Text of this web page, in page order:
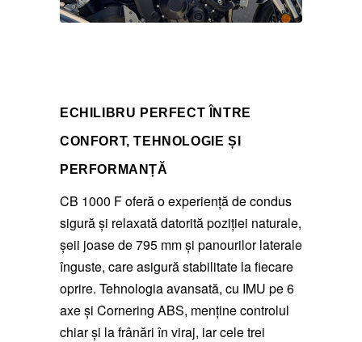
ECHILIBRU PERFECT ÎNTRE
CONFORT, TEHNOLOGIE ȘI
PERFORMANȚĂ
CB 1000 F oferă o experiență de condus
sigură și relaxată datorită poziției naturale,
șeii joase de 795 mm și panourilor laterale
înguste, care asigură stabilitate la fiecare
oprire. Tehnologia avansată, cu IMU pe 6
axe și Cornering ABS, menține controlul
chiar și la frânări în viraj, iar cele trei